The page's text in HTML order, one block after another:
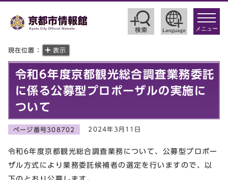
toggle
メニュー
現在位置： 表示
令和6年度京都観光総合調査業務委託
に係る公募型プロポーザルの実施に
ついて
ページ番号308702 2024年3月11日
令和6年度京都観光総合調査業務について、公募型プロポー
ザル方式により業務委託候補者の選定を行いますので、以